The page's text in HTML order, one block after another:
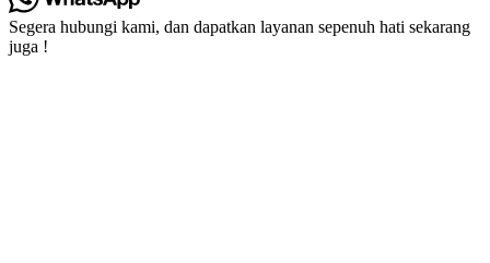
Segera hubungi kami, dan dapatkan layanan sepenuh hati sekarang
juga !